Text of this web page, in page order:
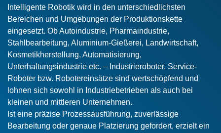
Intelligente Robotik wird in den unterschiedlichsten
Bereichen und Umgebungen der Produktionskette
eingesetzt. Ob Autoindustrie, Pharmaindustrie,
Stahlbearbeitung, Aluminium-Gießerei, Landwirtschaft,
Kosmetikherstellung, Automatisierung,
Unterhaltungsindustrie etc. – Industrieroboter, Service-
Roboter bzw. Robotereinsätze sind wertschöpfend und
lohnen sich sowohl in Industriebetrieben als auch bei
kleinen und mittleren Unternehmen.
Ist eine präzise Prozessausführung, zuverlässige
Bearbeitung oder genaue Platzierung gefordert, erzielt ein